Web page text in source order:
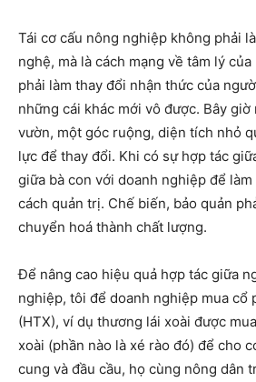
Tái cơ cấu nông nghiệp không phải
nghệ, mà là cách mạng về tâm lý
phải làm thay đổi nhận thức của
những cái khác mới vô được. Bây
vườn, một góc ruộng, diện tích nhỏ
lực để thay đổi. Khi có sự hợp tác
giữa bà con với doanh nghiệp để
cách quản trị. Chế biến, bảo quản
chuyển hoá thành chất lượng.
Để nâng cao hiệu quả hợp tác giữa
nghiệp, tôi để doanh nghiệp mua cổ
(HTX), ví dụ thương lái xoài được
xoài (phần nào là xé rào đó) để cho
cung và đầu cầu, họ cùng nông dân